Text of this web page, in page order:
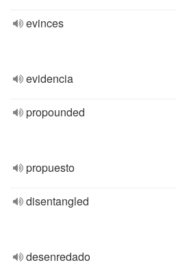
evinces
evidencia
propounded
propuesto
disentangled
desenredado